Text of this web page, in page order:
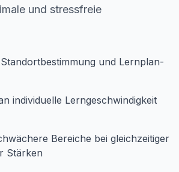
und stressfreie
und Lernplan-
individuelle Lerngeschwindigkeit
Bereiche bei gleichzeitiger
Stärken